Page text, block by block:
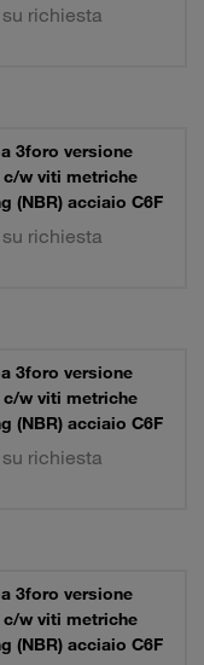
richiesta
3foro versione
c/w viti metriche
(NBR) acciaio C6F
richiesta
3foro versione
c/w viti metriche
(NBR) acciaio C6F
richiesta
3foro versione
c/w viti metriche
(NBR) acciaio C6F